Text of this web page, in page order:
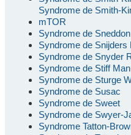
Syndrome de Smith-
mTOR
Syndrome de Sneddon
Syndrome de Snijders
Syndrome de Snyder
Syndrome de Stiff Man
Syndrome de Sturge
Syndrome de Susac
Syndrome de Sweet
Syndrome de Swyer-
Syndrome Tatton-